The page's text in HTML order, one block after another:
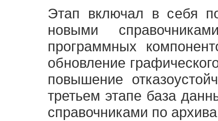
Этап включал в себя
новыми
программных
обновление
повышение
третьем этапе база
справочниками по